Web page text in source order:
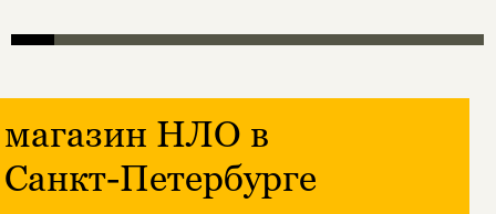
магазин НЛО в
Санкт-Петербурге